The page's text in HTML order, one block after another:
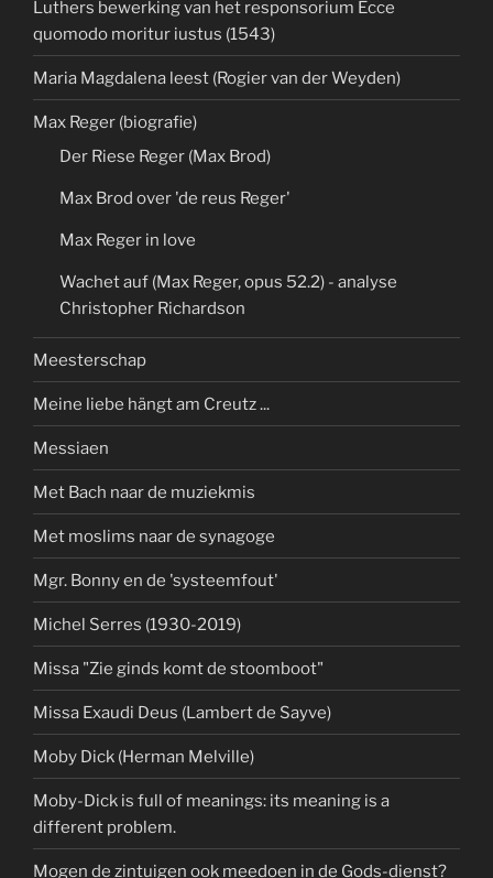
Luthers bewerking van het responsorium Ecce
quomodo moritur iustus (1543)
Maria Magdalena leest (Rogier van der Weyden)
Max Reger (biografie)
Der Riese Reger (Max Brod)
Max Brod over 'de reus Reger'
Max Reger in love
Wachet auf (Max Reger, opus 52.2) - analyse
Christopher Richardson
Meesterschap
Meine liebe hängt am Creutz ...
Messiaen
Met Bach naar de muziekmis
Met moslims naar de synagoge
Mgr. Bonny en de 'systeemfout'
Michel Serres (1930-2019)
Missa "Zie ginds komt de stoomboot"
Missa Exaudi Deus (Lambert de Sayve)
Moby Dick (Herman Melville)
Moby-Dick is full of meanings: its meaning is a
different problem.
Mogen de zintuigen ook meedoen in de Gods-dienst?